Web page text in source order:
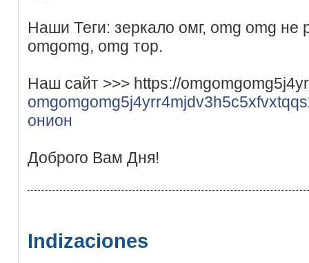
Наши Теги: зеркало омг, omg omg не
omgomg, omg тор.
Наш сайт >>> https://
онион
Доброго Вам Дня!
Indizaciones